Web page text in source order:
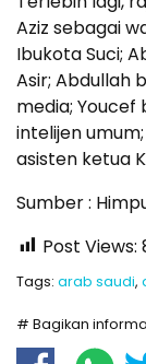
Aziz sebagai
Ibukota Suci;
Asir; Abdullah
media; Youcef
intelijen
asisten ketua
Sumber :
Post Views:
Tags: arab saudi,
# Bagikan